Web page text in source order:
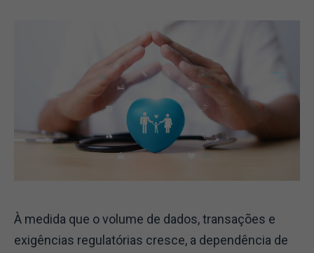
À medida que o volume de dados, transações e
exigências regulatórias cresce, a dependência de